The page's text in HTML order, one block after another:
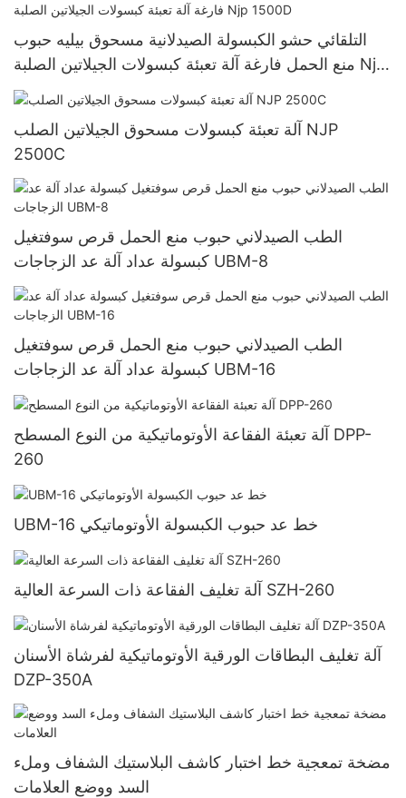
التلقائي حشو الكبسولة الصيدلانية مسحوق بيليه حبوب
منع الحمل فارغة آلة تعبئة كبسولات الجيلاتين الصلبة Njp
1500D
آلة تعبئة كبسولات مسحوق الجيلاتين الصلب NJP
2500C
الطب الصيدلاني حبوب منع الحمل قرص سوفتغيل
كبسولة عداد آلة عد الزجاجات UBM-8
الطب الصيدلاني حبوب منع الحمل قرص سوفتغيل
كبسولة عداد آلة عد الزجاجات UBM-16
آلة تعبئة الفقاعة الأوتوماتيكية من النوع المسطح DPP-
260
UBM-16 خط عد حبوب الكبسولة الأوتوماتيكي
آلة تغليف الفقاعة ذات السرعة العالية SZH-260
آلة تغليف البطاقات الورقية الأوتوماتيكية لفرشاة الأسنان
DZP-350A
مضخة تمعجية خط اختبار كاشف البلاستيك الشفاف وملء
السد ووضع العلامات